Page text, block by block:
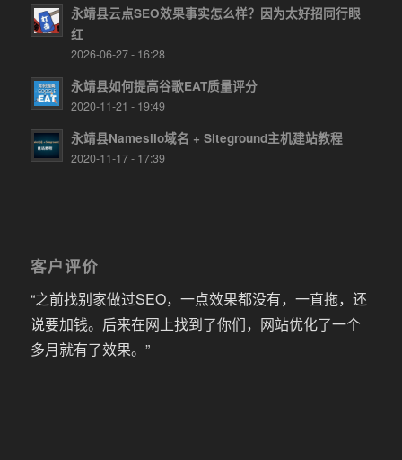
永靖县云点SEO效果事实怎么样？因为太好招同行眼
红
2026-06-27 - 16:28
永靖县如何提高谷歌EAT质量评分
2020-11-21 - 19:49
永靖县Namesilo域名 + Siteground主机建站教程
2020-11-17 - 17:39
客户评价
“之前找别家做过SEO，一点效果都没有，一直拖，还
说要加钱。后来在网上找到了你们，网站优化了一个
多月就有了效果。”